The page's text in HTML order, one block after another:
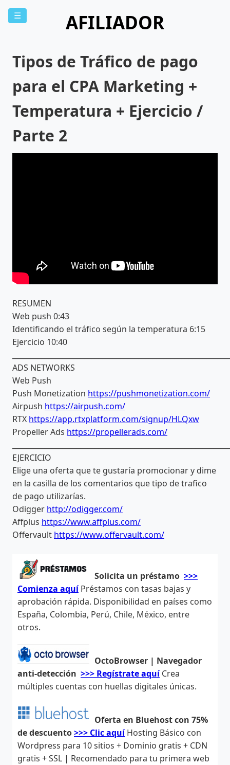
☰ AFILIADOR
Tipos de Tráfico de pago
para el CPA Marketing +
Temperatura + Ejercicio /
Parte 2
RESUMEN
Web push 0:43
Identificando el tráfico según la temperatura 6:15
Ejercicio 10:40
ADS NETWORKS
Web Push
Push Monetization https://pushmonetization.com/
Airpush https://airpush.com/
RTX https://app.rtxplatform.com/signup/HLQxw
Propeller Ads https://propellerads.com/
EJERCICIO
Elige una oferta que te gustaría promocionar y dime
en la casilla de los comentarios que tipo de trafico
de pago utilizarías.
Odigger http://odigger.com/
Affplus https://www.affplus.com/
Offervault https://www.offervault.com/
Solicita un préstamo >>>
Comienza aquíPréstamos con tasas bajas y
aprobación rápida. Disponibilidad en países como
España, Colombia, Perú, Chile, México, entre
otros.
OctoBrowser | Navegador
anti-detección >>> Regístrate aquíCrea
múltiples cuentas con huellas digitales únicas.
Oferta en Bluehost con 75%
de descuento>>> Clic aquíHosting Básico con
Wordpress para 10 sitios + Dominio gratis + CDN
gratis + SSL | Recomendado para tu primera web